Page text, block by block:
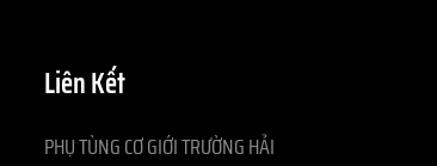
Liên Kết
PHỤ TÙNG CƠ GIỚI TRƯỜNG HẢI